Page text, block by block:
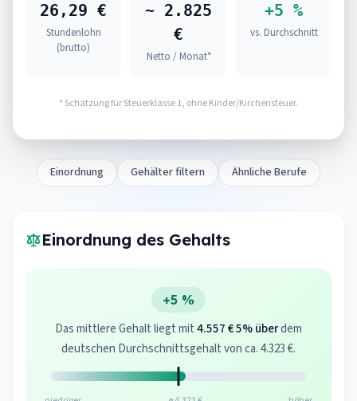
26,29 €
Stundenlohn
(brutto)
~ 2.825
€
Netto / Monat*
+5 %
vs. Durchschnitt
* Schätzung für Steuerklasse 1, ohne Kinder/Kirchensteuer.
Einordnung Gehälter filtern Ähnliche Berufe
Einordnung des Gehalts
+5 %
Das mittlere Gehalt liegt mit4.557 €5% überdem
deutschen Durchschnittsgehalt von ca. 4.323 €.